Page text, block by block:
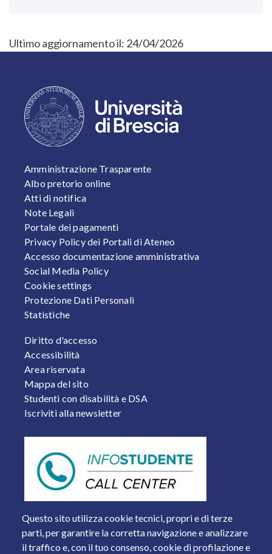
Ultimo aggiornamento il: 24/04/2026
Questo sito utilizza cookie tecnici, propri e di terze
parti, per garantire la corretta navigazione e analizzare
il traffico e, con il tuo consenso, cookie di profilazione e
FOOTER 1
Amministrazione Trasparente
Albo pretorio online
Atti di notifica
Note Legali
Portale dei pagamenti
Privacy Policy dei Portali di Ateneo
Accesso documentazione amministrativa
Social Media Policy
Cookie settings
Protezione Dati Personali
Statistiche
FOOTER 2
Diritto d'accesso
Accessibilità
Area riservata
Mappa del sito
Studenti con disabilità e DSA
Iscriviti alla newsletter